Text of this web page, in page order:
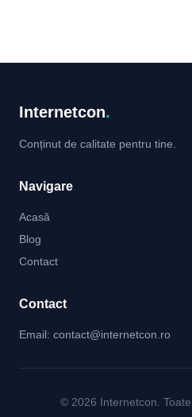
Internetcon.
Conținut de calitate pentru tine.
Navigare
Acasă
Blog
Contact
Contact
Email: contact@internetcon.ro
© 2026 Internetcon.